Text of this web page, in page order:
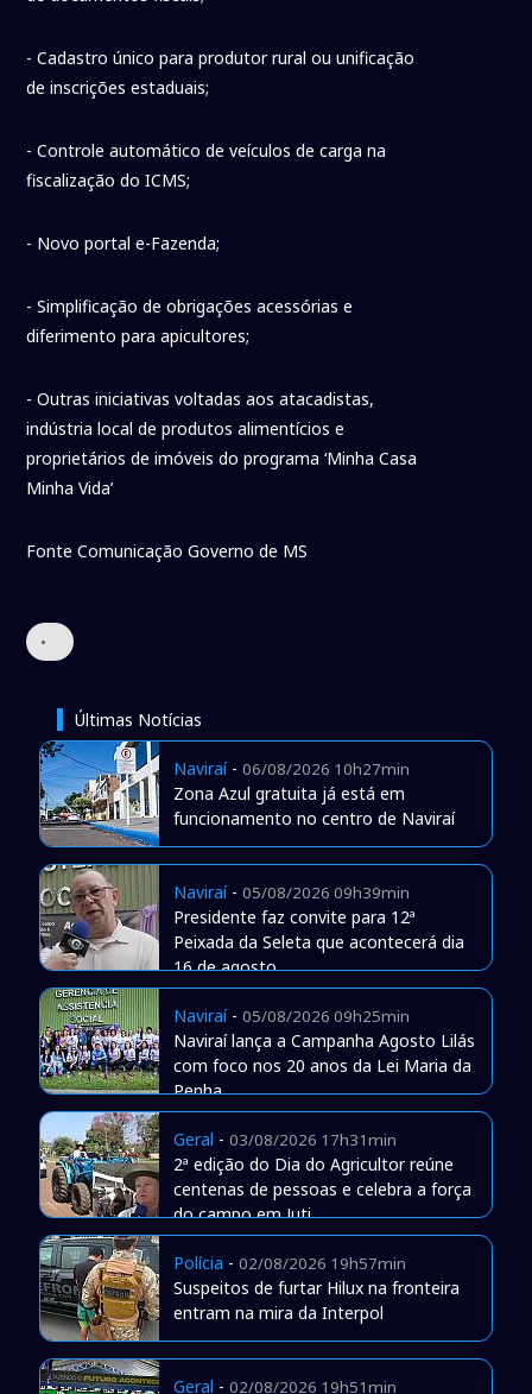
- Cadastro único para produtor rural ou unificação
de inscrições estaduais;
- Controle automático de veículos de carga na
fiscalização do ICMS;
- Novo portal e-Fazenda;
- Simplificação de obrigações acessórias e
diferimento para apicultores;
- Outras iniciativas voltadas aos atacadistas,
indústria local de produtos alimentícios e
proprietários de imóveis do programa ‘Minha Casa
Minha Vida’
Fonte Comunicação Governo de MS
•
Últimas Notícias
Naviraí- 06/08/2026 10h27min
Zona Azul gratuita já está em
funcionamento no centro de Naviraí
Naviraí- 05/08/2026 09h39min
Presidente faz convite para 12ª
Peixada da Seleta que acontecerá dia
16 de agosto
Naviraí- 05/08/2026 09h25min
Naviraí lança a Campanha Agosto Lilás
com foco nos 20 anos da Lei Maria da
Penha
Geral - 03/08/2026 17h31min
2ª edição do Dia do Agricultor reúne
centenas de pessoas e celebra a força
do campo em Juti
Polícia - 02/08/2026 19h57min
Suspeitos de furtar Hilux na fronteira
entram na mira da Interpol
Geral - 02/08/2026 19h51min